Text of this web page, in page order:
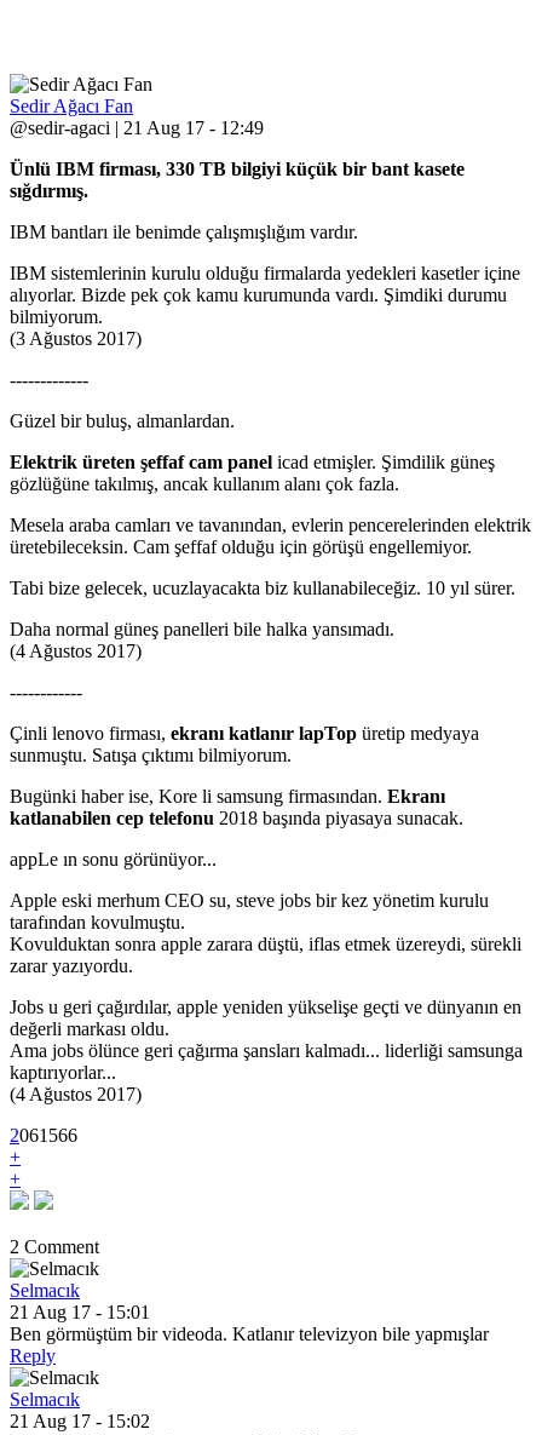
Sedir Ağacı Fan
@sedir-agaci | 21 Aug 17 - 12:49
Ünlü IBM firması, 330 TB bilgiyi küçük bir bant kasete
sığdırmış.
IBM bantları ile benimde çalışmışlığım vardır.
IBM sistemlerinin kurulu olduğu firmalarda yedekleri kasetler içine
alıyorlar. Bizde pek çok kamu kurumunda vardı. Şimdiki durumu
bilmiyorum.
(3 Ağustos 2017)
-------------
Güzel bir buluş, almanlardan.
Elektrik üreten şeffaf cam panel icad etmişler. Şimdilik güneş
gözlüğüne takılmış, ancak kullanım alanı çok fazla.
Mesela araba camları ve tavanından, evlerin pencerelerinden elektrik
üretebileceksin. Cam şeffaf olduğu için görüşü engellemiyor.
Tabi bize gelecek, ucuzlayacakta biz kullanabileceğiz. 10 yıl sürer.
Daha normal güneş panelleri bile halka yansımadı.
(4 Ağustos 2017)
------------
Çinli lenovo firması, ekranı katlanır lapTop üretip medyaya
sunmuştu. Satışa çıktımı bilmiyorum.
Bugünki haber ise, Kore li samsung firmasından. Ekranı
katlanabilen cep telefonu 2018 başında piyasaya sunacak.
appLe ın sonu görünüyor...
Apple eski merhum CEO su, steve jobs bir kez yönetim kurulu
tarafından kovulmuştu.
Kovulduktan sonra apple zarara düştü, iflas etmek üzereydi, sürekli
zarar yazıyordu.
Jobs u geri çağırdılar, apple yeniden yükselişe geçti ve dünyanın en
değerli markası oldu.
Ama jobs ölünce geri çağırma şansları kalmadı... liderliği samsunga
kaptırıyorlar...
(4 Ağustos 2017)
2061566
+
+
2 Comment
Selmacık
21 Aug 17 - 15:01
Ben görmüştüm bir videoda. Katlanır televizyon bile yapmışlar
Reply
Selmacık
21 Aug 17 - 15:02